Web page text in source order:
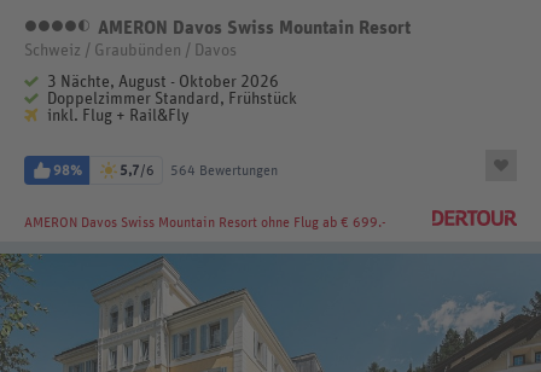
4,5 Sterne
AMERON Davos Swiss Mountain Resort
Schweiz / Graubünden / Davos
3 Nächte, August - Oktober 2026
Doppelzimmer Standard, Frühstück
inkl. Flug + Rail&Fly
98% 5,7/6 564 Bewertungen
AMERON Davos Swiss Mountain Resort ohne Flug ab € 699.-